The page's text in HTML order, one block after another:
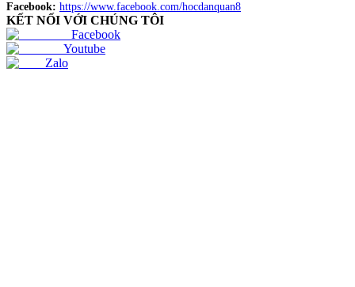
Facebook: https://www.facebook.com/hocdanquan8
KẾT NỐI VỚI CHÚNG TÔI
Facebook
Youtube
Zalo